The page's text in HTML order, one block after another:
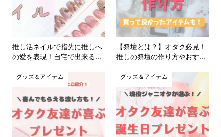
推し活ネイルで指先に推しへ
の愛を表現！自宅で出来る...
【祭壇とは？】オタク必見！
推しの祭壇の作り方やおす...
グッズ＆アイテム グッズ＆アイテム